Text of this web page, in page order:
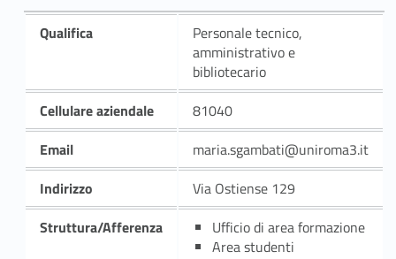
Qualifica
Personale tecnico,
amministrativo e
bibliotecario
Cellulare aziendale
81040
Email
maria.sgambati@uniroma3.it
Indirizzo
Via Ostiense 129
Struttura/Afferenza
Ufficio di area formazione
Area studenti